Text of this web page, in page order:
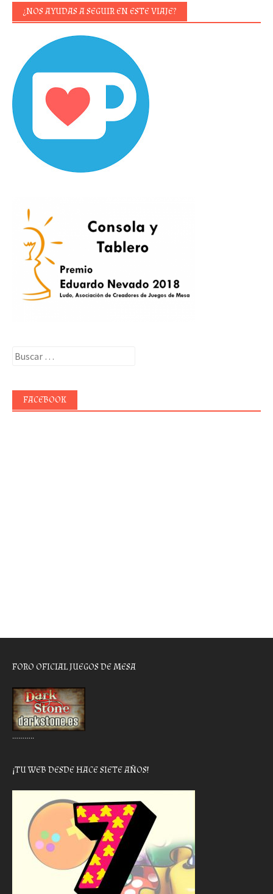
¿NOS AYUDAS A SEGUIR EN ESTE VIAJE?
Buscar:
FACEBOOK
FORO OFICIAL JUEGOS DE MESA
………..
¡TU WEB DESDE HACE SIETE AÑOS!